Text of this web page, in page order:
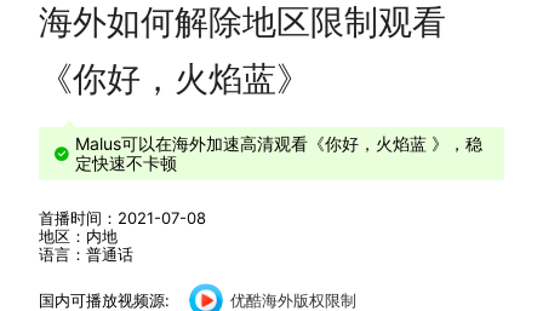
海外如何解除地区限制观看
《你好，火焰蓝》
Malus可以在海外加速高清观看《你好，火焰蓝 》，稳
定快速不卡顿
首播时间：2021-07-08
地区：内地
语言：普通话
国内可播放视频源: 优酷海外版权限制